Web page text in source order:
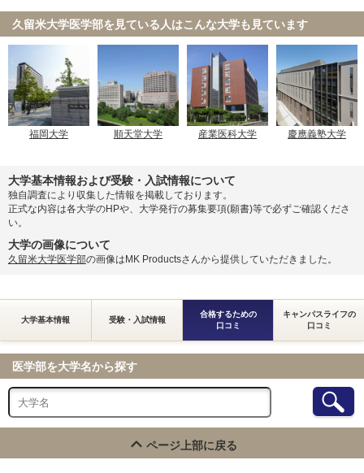
久留米大学医学部を見ている人はこんな大学も見ています
福岡大学 順天堂大学 産業医科大学 慶應義塾大学
大学基本情報および受験・入試情報について
独自調査により収集した情報を掲載しております。
正式な内容は各大学のHPや、大学発行の募集要項(願書)等で必ずご確認くださ
い。
大学の画像について
久留米大学医学部の画像はMK Productsさんから提供していただきました。
大学基本情報 受験・入試情報
合格するための
口コミ
キャンパスライフの
口コミ
医学部を大学名から探す
ページ上部に戻る